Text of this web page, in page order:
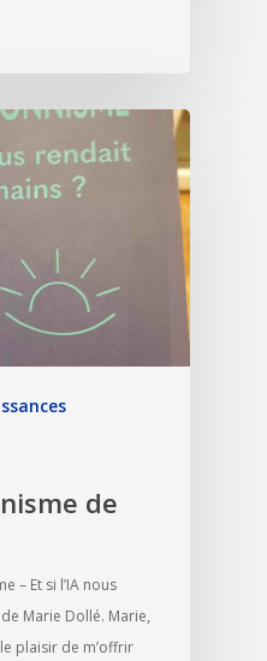
de
– Et si l’IA nous
Marie Dollé. Marie,
plaisir de m’offrir